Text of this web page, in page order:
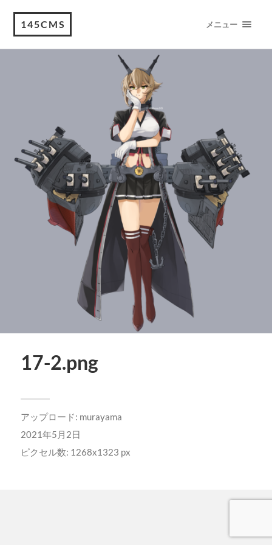
145CMS メニュー
17-2.png
アップロード: murayama
2021年5月2日
ピクセル数: 1268x1323 px